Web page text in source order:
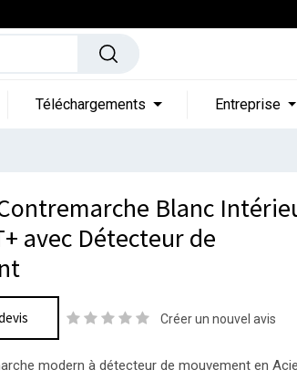
Téléchargements Entreprise
Blanc
avec Détecteur de
Créer un nouvel avis
modern à détecteur de mouvement en